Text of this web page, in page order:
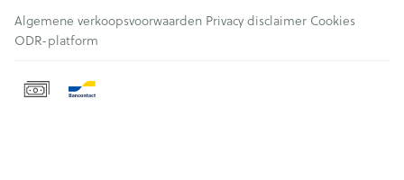
Algemene verkoopsvoorwaarden Privacy disclaimer Cookies
ODR-platform